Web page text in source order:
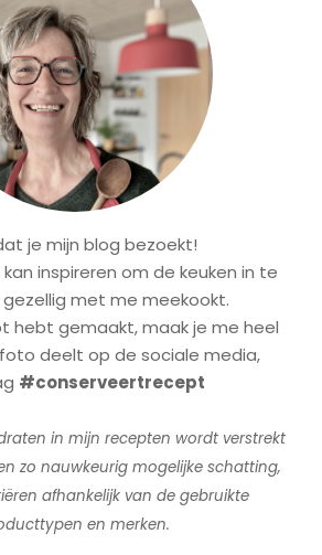
je mijn blog bezoekt!
inspireren om de keuken in te
gezellig met me meekookt.
hebt gemaakt, maak je me heel
deelt op de sociale media,
#conserveertrecept
in mijn recepten wordt verstrekt
zo nauwkeurig mogelijke schatting,
afhankelijk van de gebruikte
en merken.